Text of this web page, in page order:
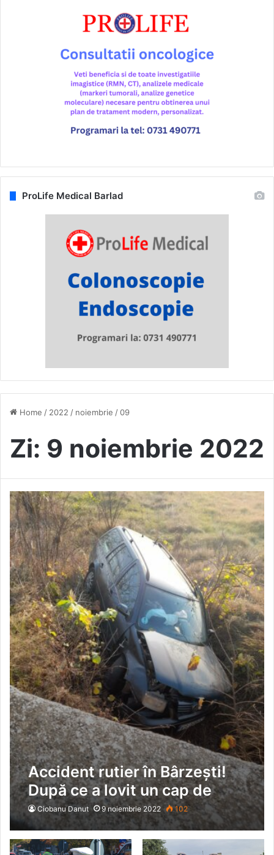
Home / 2022 / noiembrie /09
Zi: 9 noiembrie 2022
Accident rutier în Bârzești!
După ce a lovit un cap de
pod, autoturismul avariat a
ieșit mult în afara
carosabilului
Ciobanu Danut 9 noiembrie 2022 102
ProLife Medical Barlad